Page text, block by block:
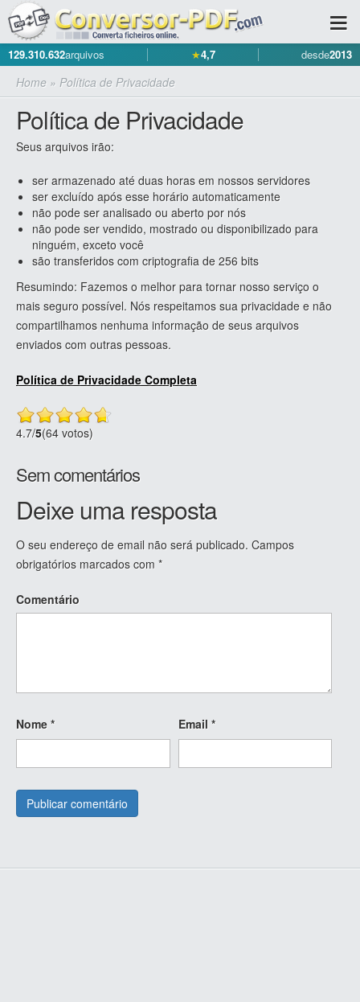
129.310.632arquivos ★4,7 desde2013
Home » Política de Privacidade
Política de Privacidade
Seus arquivos irão:
ser armazenado até duas horas em nossos servidores
ser excluído após esse horário automaticamente
não pode ser analisado ou aberto por nós
não pode ser vendido, mostrado ou disponibilizado para
ninguém, exceto você
são transferidos com criptografia de 256 bits
Resumindo: Fazemos o melhor para tornar nosso serviço o
mais seguro possível. Nós respeitamos sua privacidade e não
compartilhamos nenhuma informação de seus arquivos
enviados com outras pessoas.
Política de Privacidade Completa
4.7/5(64 votos)
Sem comentários
Deixe uma resposta
O seu endereço de email não será publicado. Campos
obrigatórios marcados com *
Comentário
Nome * Email *